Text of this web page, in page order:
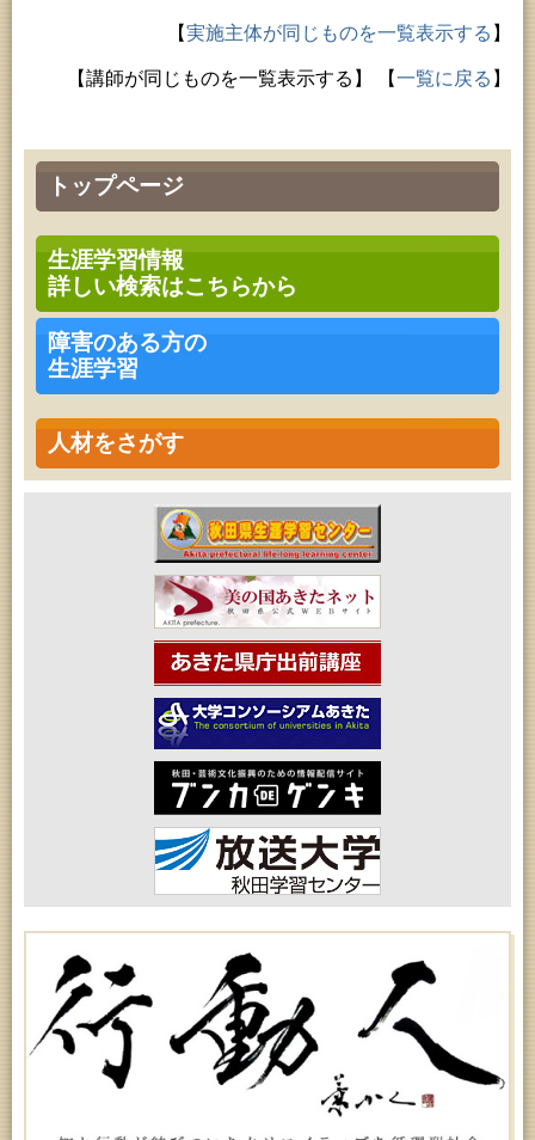
トップページ
生涯学習情報
詳しい検索はこちらから
障害のある方の
生涯学習
人材をさがす
【実施主体が同じものを一覧表示する 】
【講師が同じものを一覧表示する】 【一覧に戻る 】